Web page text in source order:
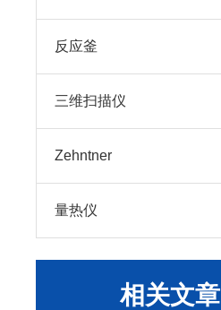
反应釜
三维扫描仪
Zehntner
量热仪
相关文章